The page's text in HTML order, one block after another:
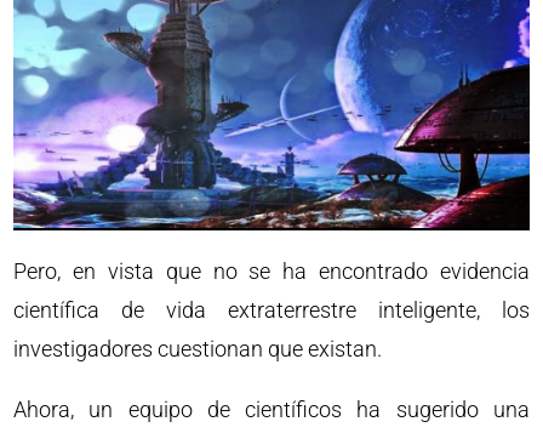
Pero, en vista que no se ha encontrado evidencia
científica de vida extraterrestre inteligente, los
investigadores cuestionan que existan.
Ahora, un equipo de científicos ha sugerido una